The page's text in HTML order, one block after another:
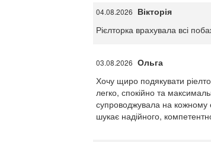
04.08.2026 Вікторія
Рієлторка врахувала всі
03.08.2026 Ольга
Хочу щиро подякувати
легко, спокійно та
супроводжувала на кожному
шукає надійного,